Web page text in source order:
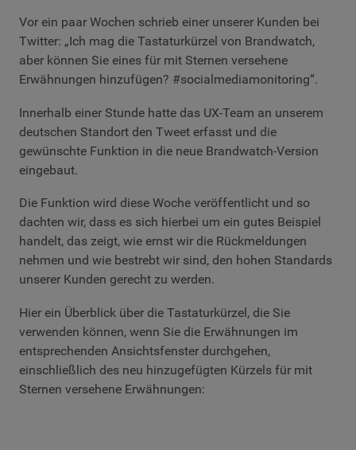
Vor ein paar Wochen schrieb einer unserer Kunden bei
Twitter: „Ich mag die Tastaturkürzel von Brandwatch,
aber können Sie eines für mit Sternen versehene
Erwähnungen hinzufügen? #socialmediamonitoring“.
Innerhalb einer Stunde hatte das UX-Team an unserem
deutschen Standort den Tweet erfasst und die
gewünschte Funktion in die neue Brandwatch-Version
eingebaut.
Die Funktion wird diese Woche veröffentlicht und so
dachten wir, dass es sich hierbei um ein gutes Beispiel
handelt, das zeigt, wie ernst wir die Rückmeldungen
nehmen und wie bestrebt wir sind, den hohen Standards
unserer Kunden gerecht zu werden.
Hier ein Überblick über die Tastaturkürzel, die Sie
verwenden können, wenn Sie die Erwähnungen im
entsprechenden Ansichtsfenster durchgehen,
einschließlich des neu hinzugefügten Kürzels für mit
Sternen versehene Erwähnungen: